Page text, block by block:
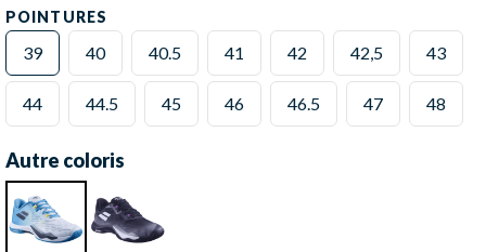
POINTURES
39 40 40.5 41 42 42,5 43
44 44.5 45 46 46.5 47 48
Autre coloris